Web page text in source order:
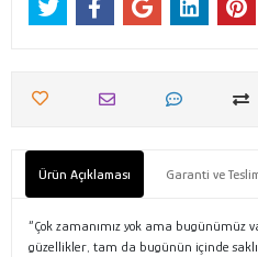
Ürün Açıklaması Garanti ve
“Çok zamanımız yok ama bugünümüz
güzellikler, tam da bugünün içinde